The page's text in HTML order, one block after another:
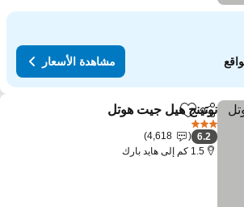
مشاهدة الأسعار
مشاركةAdd to favorites
نوتينج هيل جيت هوتل
6.2
4,618
1.5 كم إلى هايد بارك